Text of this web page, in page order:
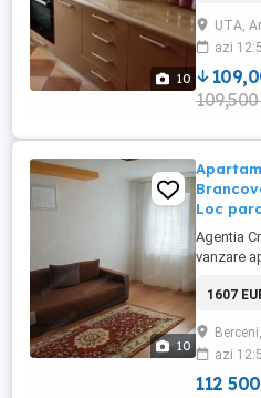
10
utilata cu
curttea
UTA,
azi
109,500
10
Loc
Agentia
vanzare
Peretii
izolat si
cupru,
1607
azi
112